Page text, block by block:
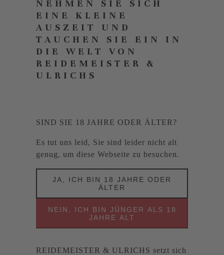
NEHMEN SIE SICH
EINE KLEINE
AUSZEIT UND
TAUCHEN SIE EIN IN
DIE WELT VON
REIDEMEISTER &
ULRICHS
SIND SIE 18 JAHRE ODER ÄLTER?
Es tut uns leid, Sie sind leider nicht alt
genug, um diese Webseite zu besuchen.
JA, ICH BIN 18 JAHRE ODER
ÄLTER
NEIN, ICH BIN JÜNGER ALS 18
JAHRE ALT
REIDEMEISTER & ULRICHS setzt sich